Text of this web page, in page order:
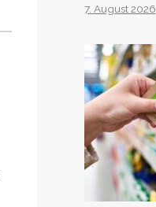
7. August 2026